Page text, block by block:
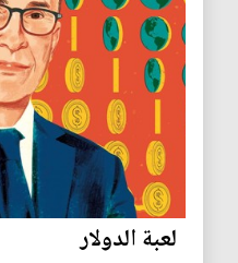
لعبة الدولار